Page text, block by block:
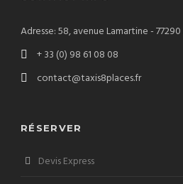
Adresse: 58, avenue Lamartine -
+ 33 (0) 98 61 08 08
contact@taxis8places.fr
RÉSERVER
Devis Express